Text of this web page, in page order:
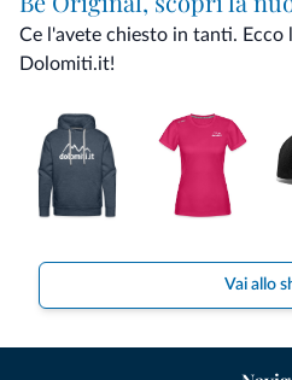
Ce l'avete chiesto in tanti. Ecco
Dolomiti.it!
Vai allo